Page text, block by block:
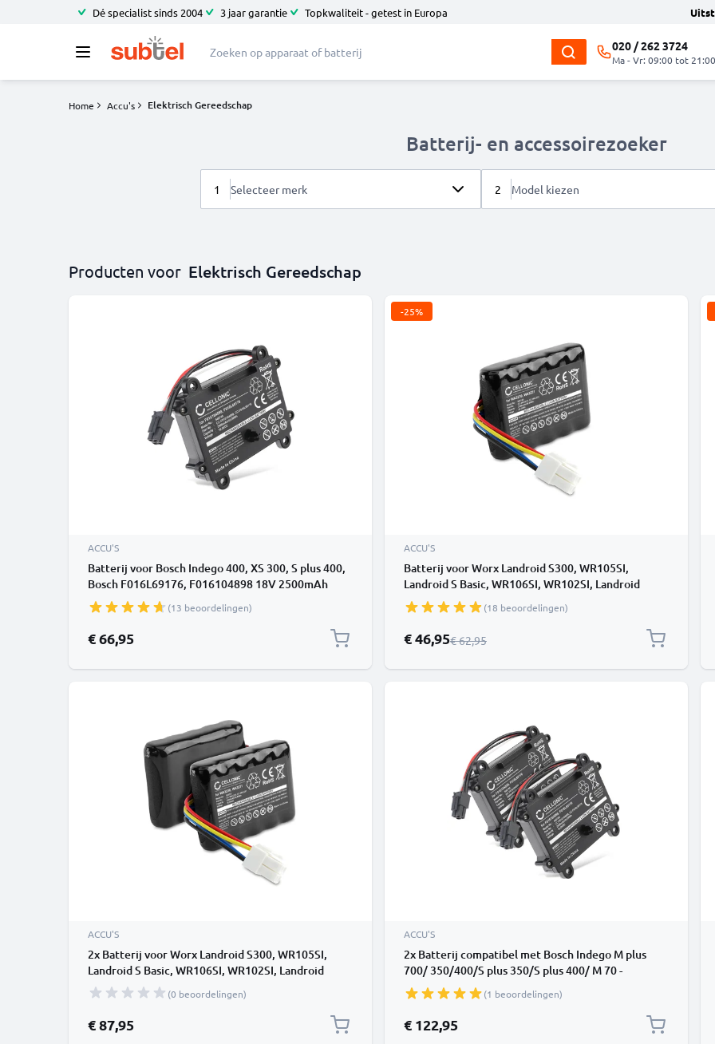
Dé specialist sinds 2004 3 jaar garantie Topkwaliteit - getest in Europa
020 / 262 3724
Ma - Vr: 09:00 tot 21:00
Home Accu's Elektrisch Gereedschap
Batterij- en accessoirezoeker
1 Selecteer merk 2 Model kiezen
Producten voor Elektrisch Gereedschap
ACCU'S
Batterij voor Bosch Indego 400, XS 300, S plus 400,
Bosch F016L69176, F016104898 18V 2500mAh
Lithium Ion van CELLONIC(13 beoordelingen)
€ 66,95
-25%
ACCU'S
Batterij voor Worx Landroid S300, WR105SI,
Landroid S Basic, WR106SI, WR102SI, Landroid
S500i, WA3230 2500mAh van CELLONIC
(18 beoordelingen)
Speciale prijs
€ 46,95Normale prijs
€ 62,95
ACCU'S
2x Batterij voor Worx Landroid S300, WR105SI,
Landroid S Basic, WR106SI, WR102SI, Landroid
S500i, WR101SI, Landroid S500i (WA3230, WA3231,
50032492) 2500mAh van CELLONIC
(0 beoordelingen)
€ 87,95
ACCU'S
2x Batterij compatibel met Bosch Indego M plus
700/ 350/400/S plus 350/S plus 400/ M 70 -
F016104898, F016L69176 2500mAh vervangende
accu reservebatterij extra energie
(1 beoordelingen)
€ 122,95